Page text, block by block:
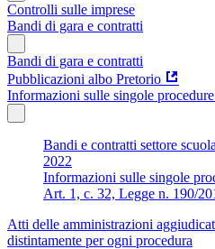
Controlli sulle imprese
Bandi di gara e contratti
Bandi di gara e contratti
Pubblicazioni albo Pretorio
Informazioni sulle singole
Bandi e contratti settore
2022
Informazioni sulle singole
Art. 1, c. 32, Legge n. 190/
Atti delle amministrazioni
distintamente per ogni procedura